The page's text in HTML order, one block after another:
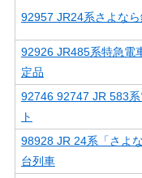
92957 JR24系さよな
92926 JR485系特急電
定品
92746 92747 JR 583
ト
98928 JR 24系「さよ
台列車